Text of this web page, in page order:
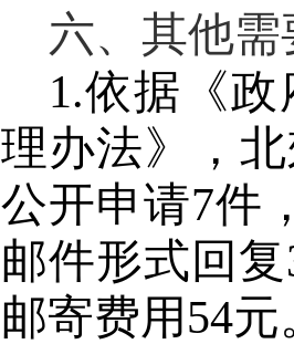
六、其他
1.依据《政
理办法》，
公开申请7件
邮件形式回复
邮寄费用54元